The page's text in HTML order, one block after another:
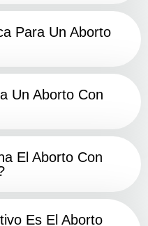
Para Un Aborto
Un Aborto Con
El Aborto Con
Es El Aborto